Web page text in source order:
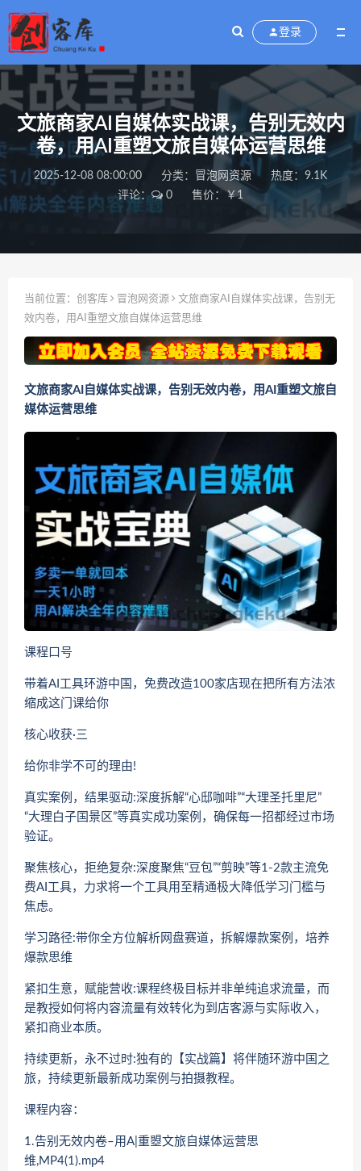
登录
文旅商家AI自媒体实战课，告别无效内
卷，用AI重塑文旅自媒体运营思维
2025-12-08 08:00:00 分类： 冒泡网资源
热度：9.1K
评论：
0 售价：￥1
当前位置： 创客库 冒泡网资源
文旅商家AI自媒体实战课，告别无
效内卷，用AI重塑文旅自媒体运营思维
文旅商家AI自媒体实战课，告别无效内卷，用AI重塑文旅自
媒体运营思维
课程口号
带着AI工具环游中国，免费改造100家店现在把所有方法浓
缩成这门课给你
核心收获·三
给你非学不可的理由!
真实案例，结果驱动:深度拆解“心邸咖啡”“大理圣托里尼”
“大理白子国景区”等真实成功案例，确保每一招都经过市场
验证。
聚焦核心，拒绝复杂:深度聚焦“豆包”“剪映”等1-2款主流免
费AI工具，力求将一个工具用至精通极大降低学习门槛与
焦虑。
学习路径:带你全方位解析网盘赛道，拆解爆款案例，培养
爆款思维
紧扣生意，赋能营收:课程终极目标并非单纯追求流量，而
是教授如何将内容流量有效转化为到店客源与实际收入，
紧扣商业本质。
持续更新，永不过时:独有的【实战篇】将伴随环游中国之
旅，持续更新最新成功案例与拍摄教程。
课程内容：
1.告别无效内卷–用A|重曌文旅自媒体运营思
维,MP4(1).mp4